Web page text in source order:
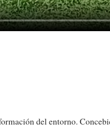
del entorno.